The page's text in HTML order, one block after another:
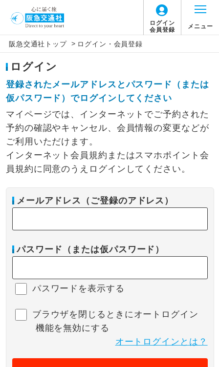
ログイン
会員登録
メニュー
阪急交通社トップ > ログイン・会員登録
ログイン
登録されたメールアドレスとパスワード（または
仮パスワード）でログインしてください
マイページでは、インターネットでご予約された
予約の確認やキャンセル、会員情報の変更などが
ご利用いただけます。
インターネット会員規約またはスマホポイント会
員規約に同意のうえログインしてください。
メールアドレス（ご登録のアドレス）
パスワード（または仮パスワード）
パスワードを表示する
ブラウザを閉じるときにオートログイン
機能を無効にする
オートログインとは？